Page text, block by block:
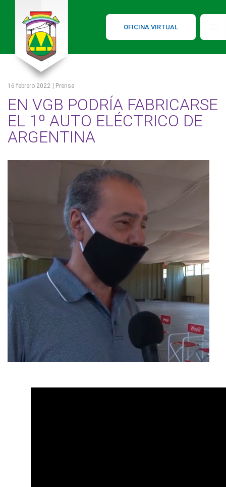
OFICINA VIRTUAL
16 febrero 2022 | Prensa
EN VGB PODRÍA FABRICARSE
EL 1º AUTO ELÉCTRICO DE
ARGENTINA